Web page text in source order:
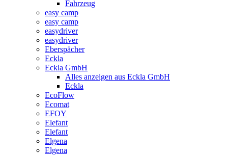
Fahrzeug
easy camp
easy camp
easydriver
easydriver
Eberspächer
Eckla
Eckla GmbH
Alles anzeigen aus Eckla GmbH
Eckla
EcoFlow
Ecomat
EFOY
Elefant
Elefant
Elgena
Elgena